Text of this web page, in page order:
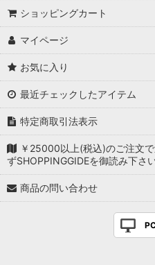
ショッピングカート
マイページ
お気に入り
最近チェックしたアイテム
特定商取引法表示
￥25000以上(税込)のご注文
ずSHOPPINGGIDEを御読み下さ
商品の問い合わせ